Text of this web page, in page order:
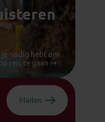
nodig hebt om
reis te gaan ↦
Mailen